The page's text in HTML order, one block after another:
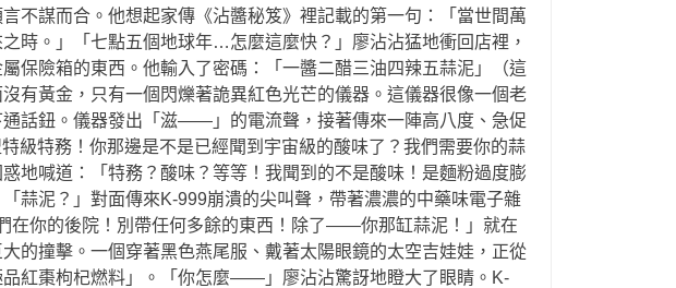
不謀而合。他想起家傳《沾醬秘笈》裡記載的第一句：「當世間萬
時。」「七點五個地球年…怎麼這麼快？」廖沾沾猛地衝回店裡，
保險箱的東西。他輸入了密碼：「一醬二醋三油四辣五蒜泥」（這
有黃金，只有一個閃爍著詭異紅色光芒的儀器。這儀器很像一個老
話鈕。儀器發出「滋——」的電流聲，接著傳來一陣高八度、急促
級特務！你那邊是不是已經聞到宇宙級的酸味了？我們需要你的蒜
地喊道：「特務？酸味？等等！我聞到的不是酸味！是麵粉過度膨
蒜泥？」對面傳來K-999崩潰的尖叫聲，帶著濃濃的中藥味電子雜
在你的後院！別帶任何多餘的東西！除了——你那缸蒜泥！」就在
的撞擊。一個穿著黑色燕尾服、戴著太陽眼鏡的太空吉娃娃，正從
紅棗枸杞燃料」。「你怎麼——」廖沾沾驚訝地瞪大了眼睛。K-